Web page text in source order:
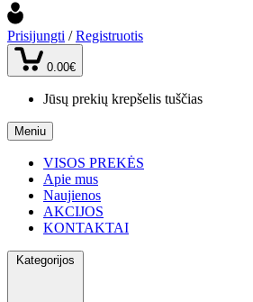
Prisijungti / Registruotis
0.00€
Jūsų prekių krepšelis tuščias
Meniu
VISOS PREKĖS
Apie mus
Naujienos
AKCIJOS
KONTAKTAI
Kategorijos